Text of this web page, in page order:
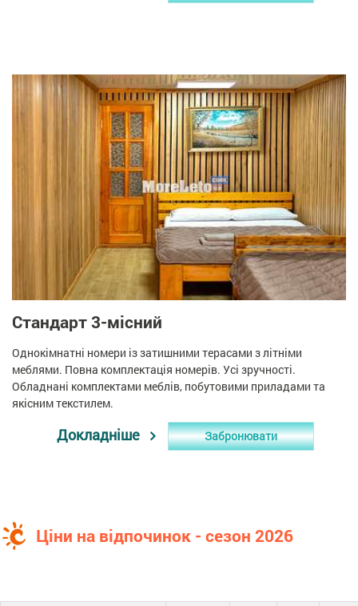
Стандарт 3-місний
Однокімнатні номери із затишними терасами з літніми
меблями. Повна комплектація номерів. Усі зручності.
Обладнані комплектами меблів, побутовими приладами та
якісним текстилем.
Докладніше Забронювати
Ціни на відпочинок - сезон 2026